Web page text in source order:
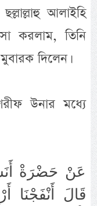
আলাইহি
করলাম, তিনি
দিলেন।
উনার মধ্যে
عَنْ حَضْرَةْ
قَالَ أَنْفَجْنَا